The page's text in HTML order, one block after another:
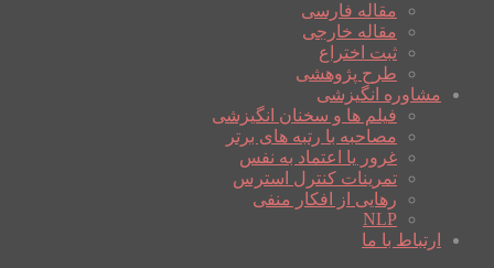
مقاله فارسی
مقاله خارجی
ثبت اختراع
طرح پژوهشی
مشاوره انگیزشی
فیلم ها و سخنان انگیزشی
مصاحبه با رتبه های برتر
غرور یا اعتماد به نفس
تمرینات کنترل استرس
رهایی از افکار منفی
NLP
ارتباط با ما